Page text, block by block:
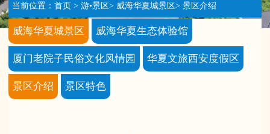
当前位置： 首页> 游•景区> 威海华夏城景区> 景区介绍
威海华夏城景区 威海华夏生态体验馆
厦门老院子民俗文化风情园 华夏文旅西安度假区
景区介绍 景区特色